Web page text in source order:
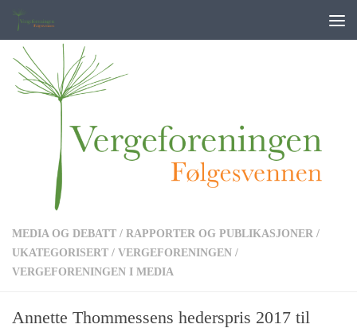
Skip to content
MEDIA OG DEBATT / RAPPORTER OG PUBLIKASJONER /
UKATEGORISERT / VERGEFORENINGEN /
VERGEFORENINGEN I MEDIA
Annette Thommessens hederspris 2017 til